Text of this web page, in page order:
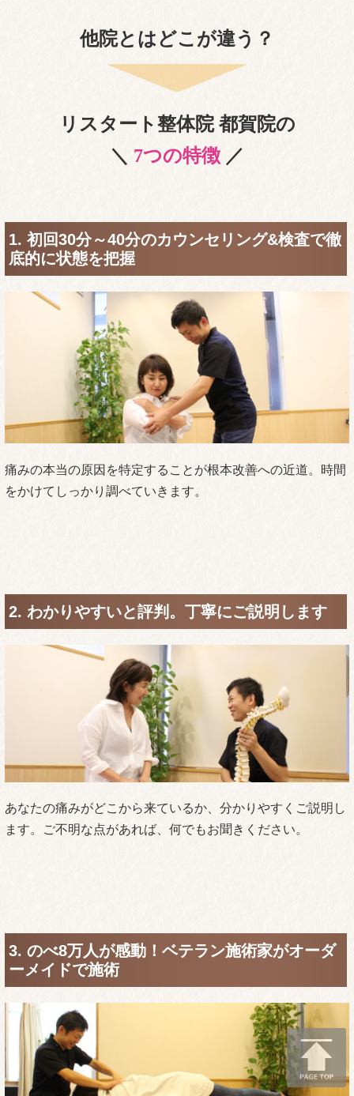
他院とはどこが違う？
リスタート整体院 都賀院の
＼ 7つの特徴 ／
1. 初回30分～40分のカウンセリング&検査で徹
底的に状態を把握
痛みの本当の原因を特定することが根本改善への近道。時間
をかけてしっかり調べていきます。
2. わかりやすいと評判。丁寧にご説明します
あなたの痛みがどこから来ているか、分かりやすくご説明し
ます。ご不明な点があれば、何でもお聞きください。
3. のべ8万人が感動！ベテラン施術家がオーダ
ーメイドで施術